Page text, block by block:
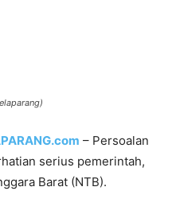
– Persoalan
serius pemerintah,
Barat (NTB).